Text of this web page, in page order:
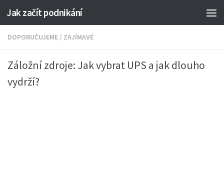
Jak začít podnikání
DOPORUČUJEME / ZAJÍMAVÉ
Záložní zdroje: Jak vybrat UPS a jak dlouho
vydrží?